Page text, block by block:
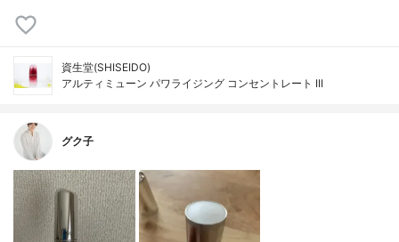
資生堂(SHISEIDO)
アルティミューン パワライジング コンセントレート III
グク子